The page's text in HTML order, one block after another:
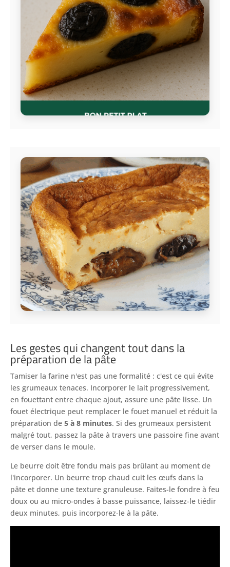
Les gestes qui changent tout dans la
préparation de la pâte
Tamiser la farine n'est pas une formalité : c'est ce qui évite
les grumeaux tenaces. Incorporer le lait progressivement,
en fouettant entre chaque ajout, assure une pâte lisse. Un
fouet électrique peut remplacer le fouet manuel et réduit la
préparation de 5 à 8 minutes. Si des grumeaux persistent
malgré tout, passez la pâte à travers une passoire fine avant
de verser dans le moule.
Le beurre doit être fondu mais pas brûlant au moment de
l'incorporer. Un beurre trop chaud cuit les œufs dans la
pâte et donne une texture granuleuse. Faites-le fondre à feu
doux ou au micro-ondes à basse puissance, laissez-le tiédir
deux minutes, puis incorporez-le à la pâte.